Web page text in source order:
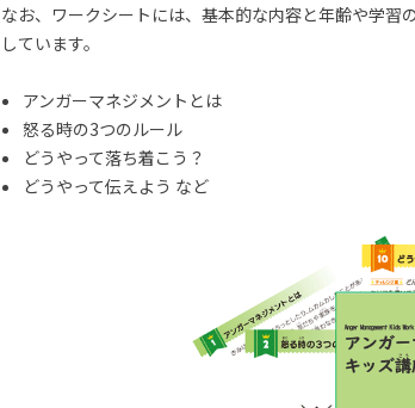
なお、ワークシートには、基本的な内容と年齢や学
しています。
アンガーマネジメントとは
怒る時の3つのルール
どうやって落ち着こう？
どうやって伝えよう など